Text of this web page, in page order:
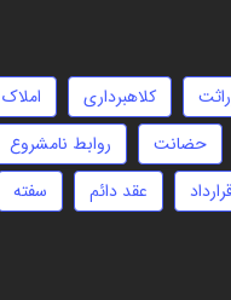
کلاهبرداری
املاک
حضانت
روابط نامشروع
عقد دائم
سفته